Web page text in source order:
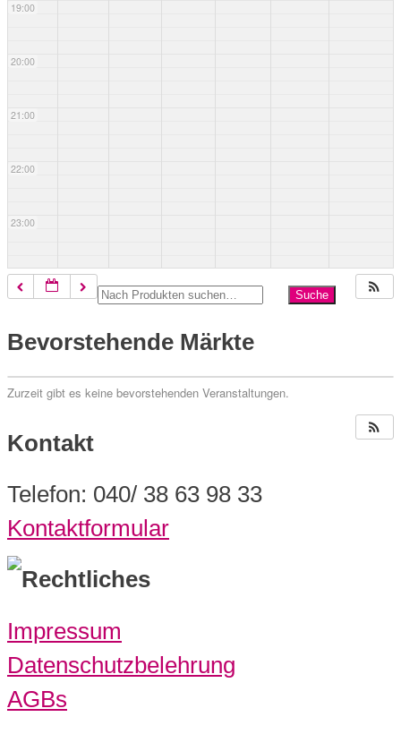
19:00
20:00
21:00
22:00
23:00
Bevorstehende Märkte
Zurzeit gibt es keine bevorstehenden Veranstaltungen.
Kontakt
Telefon: 040/ 38 63 98 33
Kontaktformular
Rechtliches
Impressum
Datenschutzbelehrung
AGBs